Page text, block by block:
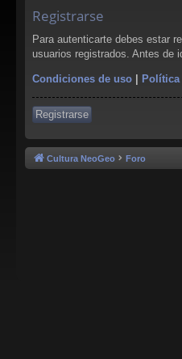
Registrarse
Para autenticarte debes estar
usuarios registrados. Antes de
Condiciones de uso | Política
Registrarse
Cultura NeoGeo Foro